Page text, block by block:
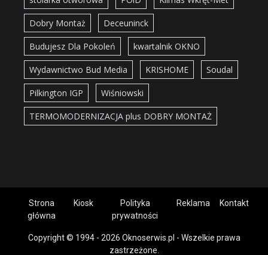
Dobry Montaż Deceuninck
Budujesz Dla Pokoleń kwartalnik OKNO
Wydawnictwo Bud Media KRISHOME Soudal
Pilkington IGP Wiśniowski
TERMOMODERNIZACJA plus DOBRY MONTAŻ
Strona
główna
Kiosk
Polityka
prywatności
Reklama Kontakt
Copyright © 1994 - 2026 Oknoserwis.pl - Wszelkie prawa
zastrzeżone.